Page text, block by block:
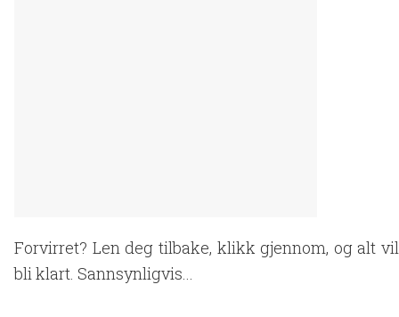
Forvirret? Len deg tilbake, klikk gjennom, og alt vil
bli klart. Sannsynligvis...